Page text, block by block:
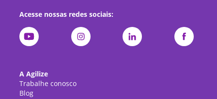
Acesse nossas redes sociais:
A Agilize
Trabalhe conosco
Blog